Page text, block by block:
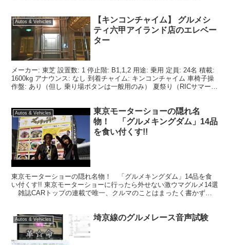
Autos & Vehicles
【キンコンチャイム】 グルメシ
ティ六甲アイランド店のエレベー
ター
メーカー: 東芝 設置数: 1 停止階: B1,1,2 用途: 乗用 定員: 24名 積載:
1600kg アナウンス: なし 到着チャイム: キンコンチャイム 車椅子操
作盤: あり（但し 乗り場ボタンは一般用のみ） 夏祭り（RICサマー
Autos & Vehicles
東京モーターショーの隠れ名
物！ 「グルメキングダム」14品
を食い付くす!!
東京モーターショーの隠れ名物！ 「グルメキングダム」14品を食
い付くす!! 東京モーターショーに行ったら外せない激ウマグルメ14選
雑誌CARトップの連載で唯一、クルマのことはまったく書かず、
Autos & Vehicles 埼京線のグルメレース音声試験